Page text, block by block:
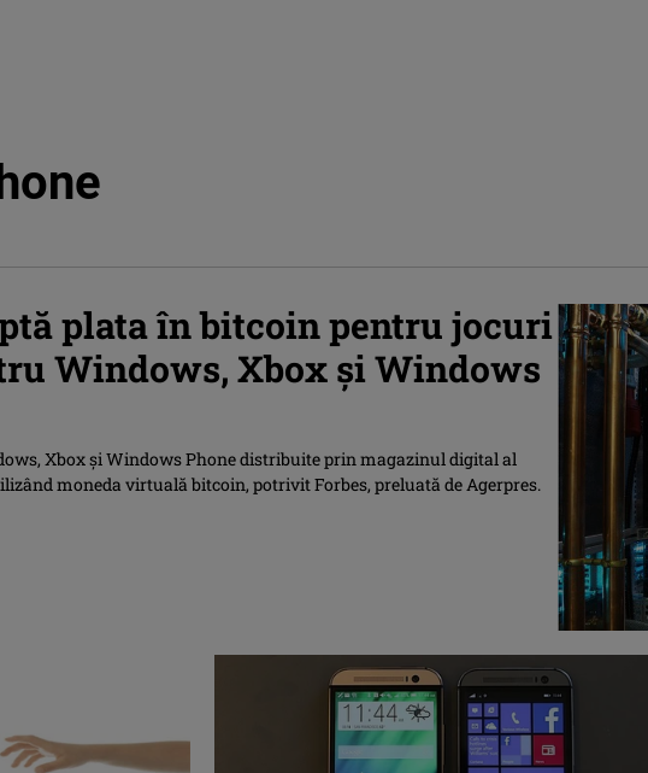
plata în bitcoin pentru jocuri
Windows, Xbox şi Windows
Xbox şi Windows Phone distribuite prin magazinul digital al
moneda virtuală bitcoin, potrivit Forbes, preluată de Agerpres.